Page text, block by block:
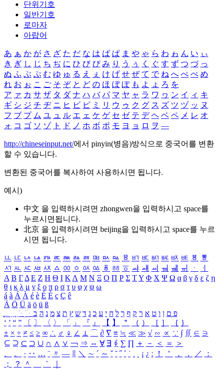
단위기호
일반기호
로마자
아랍어
あ ぁ か が さ ざ た だ な は ば ぱ ま や ゃ ら わ ゎ ん い ぃ
き ぎ し じ ち ぢ に ひ び ぴ み り う ぅ く ぐ す ず つ づ っ
ぬ ふ ぶ ぷ む ゆ ゅ る え ぇ け げ せ ぜ て で ね へ べ ぺ め
れ お ぉ こ ご そ ぞ と ど の ほ ぼ ぽ も よ ょ ろ を
ア ァ カ サ ザ タ ダ ナ ハ バ パ マ ヤ ャ ラ ワ ヮ ン イ ィ キ
ギ シ ジ チ ヂ ニ ヒ ビ ピ ミ リ ウ ゥ ク グ ス ズ ツ ヅ ッ ヌ
フ ブ プ ム ユ ュ ル エ ェ ケ ゲ セ ゼ テ デ ヘ ベ ペ メ レ オ
ォ コ ゴ ソ ゾ ト ド ノ ホ ボ ポ モ ヨ ョ ロ ヲ ―
http://chineseinput.net/에서 pinyin(병음)방식으로 중국어를 변환
할 수 있습니다.
변환된 중국어를 복사하여 사용하시면 됩니다.
예시)
中文 을 입력하시려면 zhongwen을 입력하시고 space를
누르시면됩니다.
北京 을 입력하시려면 beijing을 입력하시고 space를 누르
시면 됩니다.
ㅥ ㅦ ㅧ ㅨ ㅩ ㅪ ㅫ ㅬ ㅭ ㅮ ㅯ ㅰ ㅱ ㅲ ㅳ ㅴ ㅵ ㅶ ㅷ ㅸ
ㅹ
ㅺ ㅻ ㅼ ㅽ ㅾ ㅿ ㆀ ㆁ ㆂ ㆃ ㆄ ㆅ ㆆ ㆇ ㆈ ㆉ ㆊ ㆋ ㆌ ㆍ
ㆎ
Α Β ΓΔ Ε Ζ Η Θ Ι ΚΛ Μ Ν Ξ Ο Π Ρ Σ ΤΥ Φ Χ Ψ Ω α β γ δ ε ζ η
θ ι κ λ μ ν ξ ο π ρ σ τ υ φ χ ψ ω
á à Á À é è É È ç Ç ê
Ä Ö Ü ä ö ü ß
ִֶֹ ֻּ ׁׂ פ ם ן ו ט א ר ק ף ך ל ח י ע כ ג ד ש ץ ת צ מ נ ה ב
‘ ’ “ ” 〔 〕 〈 〉 「 」 『 』 【 】 ＂ （ ） ［ ］ ｛ ｝
± × ÷ ≠ ≤ ≥ ∞ ∴ ♂ ♀ ∠ ⊥ ⌒ ∂ ∇ ≡ ≒ ≪ ≫ √ ∽ ∝ ∵ ∫ ∬ ∈ ∋
⊆ ⊇ ⊂ ⊃ ∪ ∩ ∧ ∨ ￢ ⇒ ⇔ ∀ ∃ ∮ ∑ ∏ ＋ － ＜ ＝
＞
、
。 · ‥ … ¨ 〃 ― ＼ ∼ ´ ～ ˇ ˘ ˝ ˚ ˙ ¸ ¡ ¿ ː ！ ＇ ， ． ／
：
；
？ ＾ ｀